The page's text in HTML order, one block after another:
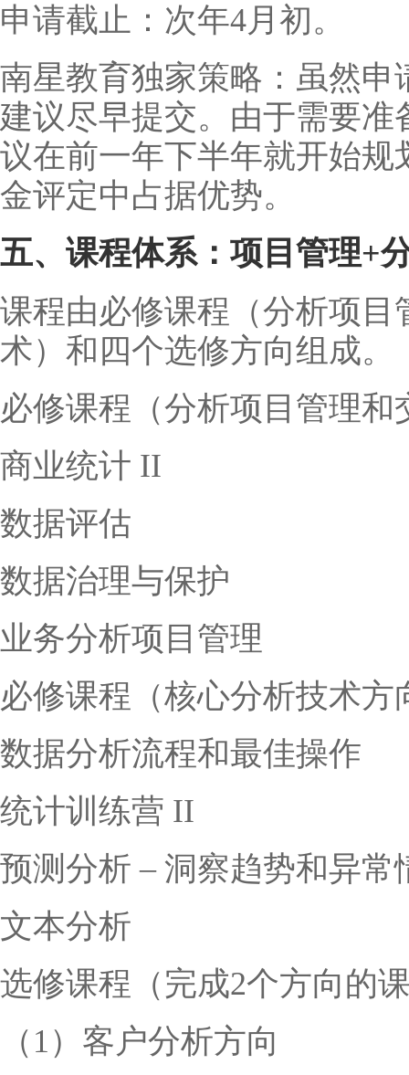
申请截止：次年4月初。
南星教育独家策略：虽然
建议尽早提交。由于需要准
议在前一年下半年就开始
金评定中占据优势。
五、课程体系：项目管理+
课程由必修课程（分析项
术）和四个选修方向组成。
必修课程（分析项目管理和
商业统计 II
数据评估
数据治理与保护
业务分析项目管理
必修课程（核心分析技术方
数据分析流程和最佳操作
统计训练营 II
预测分析 – 洞察趋势和异常
文本分析
选修课程（完成2个方向的
（1）客户分析方向